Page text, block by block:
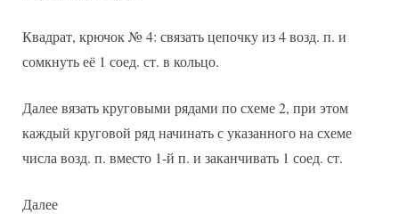
Квадрат, крючок № 4: связать цепочку из 4 возд. п. и
сомкнуть её 1 соед. ст. в кольцо.
Далее вязать круговыми рядами по схеме 2, при этом
каждый круговой ряд начинать с указанного на схеме
числа возд. п. вместо 1-й п. и заканчивать 1 соед. ст.
Далее